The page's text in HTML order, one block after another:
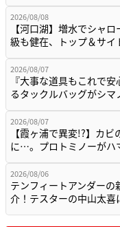
2026/08/08
【河口湖】増水でシャ
級も健在、トップ＆サ
2026/08/07
『大事な道具もこれで
るタックルバッグがシ
2026/08/07
【霞ヶ浦で異変!?】カ
に…。プロトミノーが
2026/08/06
テンフィートアンダーの
介！テスターの中山太